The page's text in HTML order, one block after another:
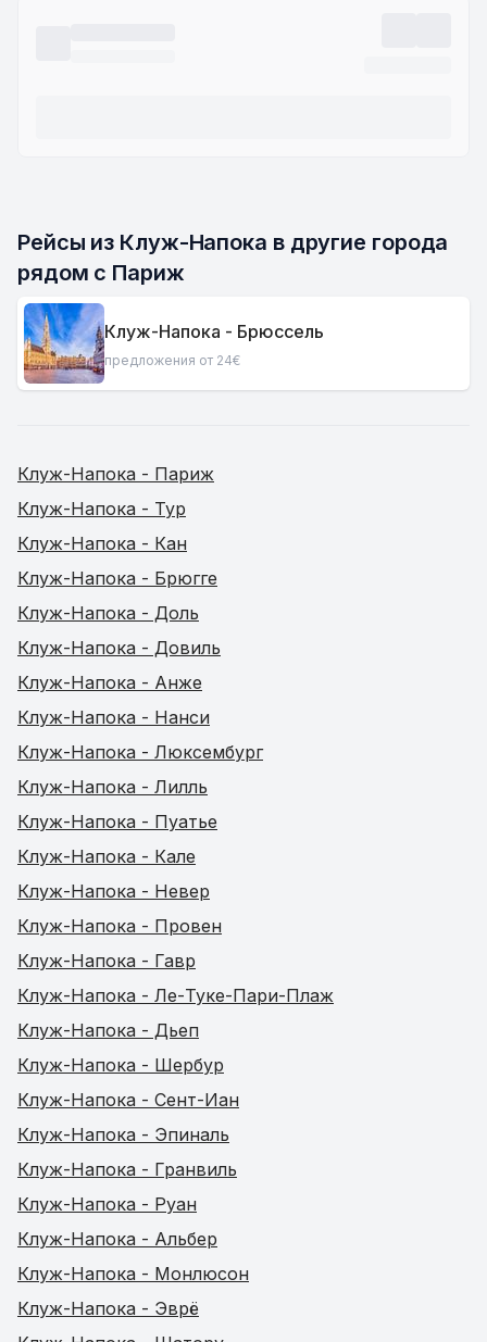
Рейсы из Клуж-Напока в другие города
рядом с Париж
Клуж-Напока - Брюссель
предложения от 24€
Клуж-Напока - Париж
Клуж-Напока - Тур
Клуж-Напока - Кан
Клуж-Напока - Брюгге
Клуж-Напока - Доль
Клуж-Напока - Довиль
Клуж-Напока - Анже
Клуж-Напока - Нанси
Клуж-Напока - Люксембург
Клуж-Напока - Лилль
Клуж-Напока - Пуатье
Клуж-Напока - Кале
Клуж-Напока - Невер
Клуж-Напока - Провен
Клуж-Напока - Гавр
Клуж-Напока - Ле-Туке-Пари-Плаж
Клуж-Напока - Дьеп
Клуж-Напока - Шербур
Клуж-Напока - Сент-Иан
Клуж-Напока - Эпиналь
Клуж-Напока - Гранвиль
Клуж-Напока - Руан
Клуж-Напока - Альбер
Клуж-Напока - Монлюсон
Клуж-Напока - Эврё